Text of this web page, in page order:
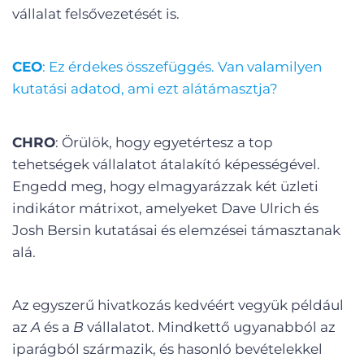
vállalat felsővezetését is.
CEO: Ez érdekes összefüggés. Van valamilyen
kutatási adatod, ami ezt alátámasztja?
CHRO: Örülök, hogy egyetértesz a top
tehetségek vállalatot átalakító képességével.
Engedd meg, hogy elmagyarázzak két üzleti
indikátor mátrixot, amelyeket Dave Ulrich és
Josh Bersin kutatásai és elemzései támasztanak
alá.
Az egyszerű hivatkozás kedvéért vegyük például
azA és a B vállalatot. Mindkettő ugyanabból az
iparágból származik, és hasonló bevételekkel